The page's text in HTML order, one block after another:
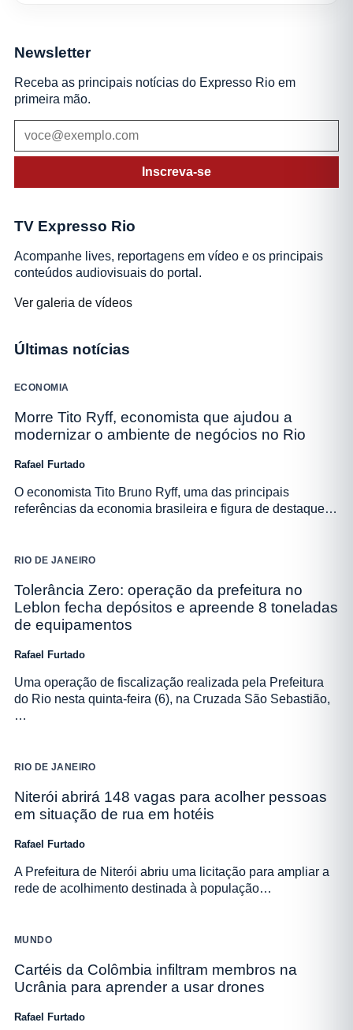
Newsletter
Receba as principais notícias do Expresso Rio em
primeira mão.
Inscreva-se
TV Expresso Rio
Acompanhe lives, reportagens em vídeo e os principais
conteúdos audiovisuais do portal.
Ver galeria de vídeos
Últimas notícias
ECONOMIA
Morre Tito Ryff, economista que ajudou a
modernizar o ambiente de negócios no Rio
Rafael Furtado
O economista Tito Bruno Ryff, uma das principais
referências da economia brasileira e figura de destaque…
RIO DE JANEIRO
Tolerância Zero: operação da prefeitura no
Leblon fecha depósitos e apreende 8 toneladas
de equipamentos
Rafael Furtado
Uma operação de fiscalização realizada pela Prefeitura
do Rio nesta quinta-feira (6), na Cruzada São Sebastião,
…
RIO DE JANEIRO
Niterói abrirá 148 vagas para acolher pessoas
em situação de rua em hotéis
Rafael Furtado
A Prefeitura de Niterói abriu uma licitação para ampliar a
rede de acolhimento destinada à população…
MUNDO
Cartéis da Colômbia infiltram membros na
Ucrânia para aprender a usar drones
Rafael Furtado